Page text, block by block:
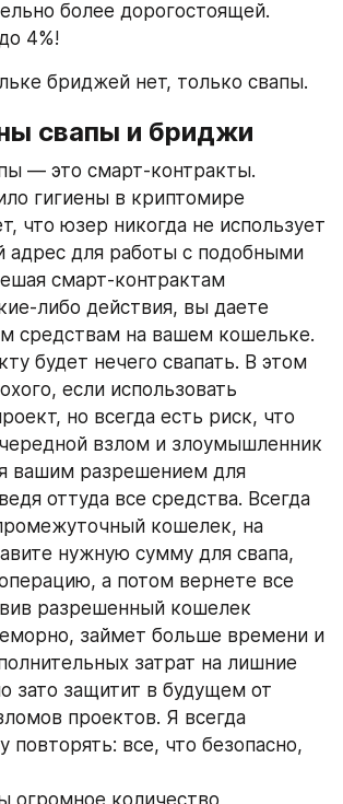
более дорогостоящей.
4%!
бриджей нет, только свапы.
свапы и бриджи
— это смарт-контракты.
гигиены в криптомире
что юзер никогда не использует
адрес для работы с подобными
смарт-контрактам
либо действия, вы даете
средствам на вашем кошельке.
будет нечего свапать. В этом
если использовать
но всегда есть риск, что
взлом и злоумышленник
вашим разрешением для
оттуда все средства. Всегда
кошелек, на
нужную сумму для свапа,
а потом вернете все
разрешенный кошелек
займет больше времени и
затрат на лишние
зато защитит в будущем от
проектов. Я всегда
повторять: все, что безопасно,